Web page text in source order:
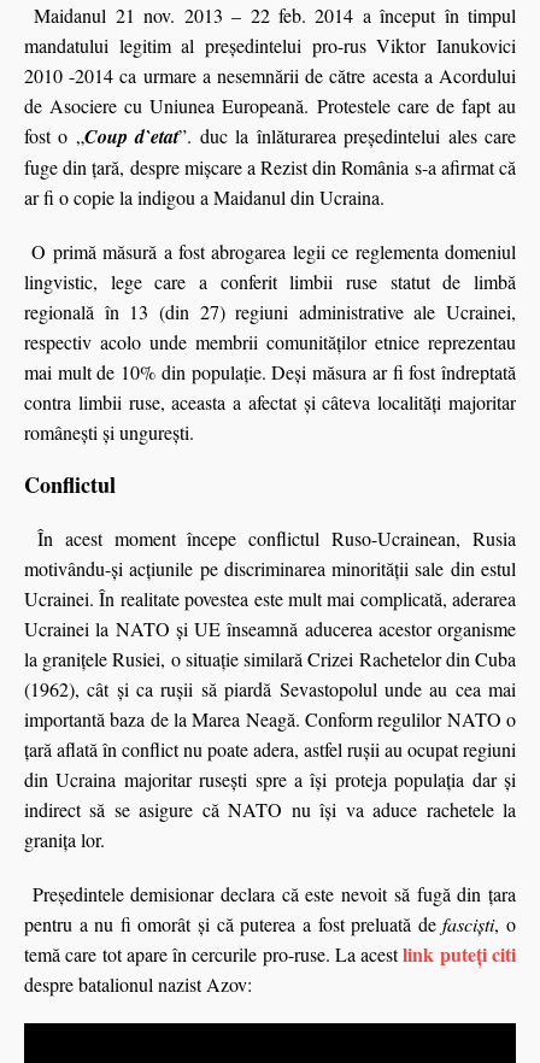
Maidanul 21 nov. 2013 – 22 feb. 2014 a început în timpul
mandatului legitim al preşedintelui pro-rus Viktor Ianukovici
2010 -2014 ca urmare a nesemnării de către acesta a Acordului
de Asociere cu Uniunea Europeană. Protestele care de fapt au
fost o „Coupd`etat”. duc la înlăturarea preşedintelui ales care
fuge din ţară, despre mişcare a Rezist din România s-a afirmat că
ar fi o copie la indigou a Maidanul din Ucraina.
O primă măsură a fost abrogarea legii ce reglementa domeniul
lingvistic, lege care a conferit limbii ruse statut de limbă
regională în 13 (din 27) regiuni administrative ale Ucrainei,
respectiv acolo unde membrii comunităților etnice reprezentau
mai mult de 10% din populație. Deși măsura ar fi fost îndreptată
contra limbii ruse, aceasta a afectat și câteva localități majoritar
românești și ungurești.
Conflictul
În acest moment începe conflictul Ruso-Ucrainean, Rusia
motivându-şi acţiunile pe discriminarea minorităţii sale din estul
Ucrainei. În realitate povestea este mult mai complicată, aderarea
Ucrainei la NATO şi UE înseamnă aducerea acestor organisme
la granițele Rusiei, o situație similară Crizei Rachetelor din Cuba
(1962), cât şi ca rușii să piardă Sevastopolul unde au cea mai
importantă baza de la Marea Neagă. Conform regulilor NATO o
ţară aflată în conflict nu poate adera, astfel ruşii au ocupat regiuni
din Ucraina majoritar ruseşti spre a îşi proteja populaţia dar şi
indirect să se asigure că NATO nu îşi va aduce rachetele la
graniţa lor.
Preşedintele demisionar declara că este nevoit să fugă din ţara
pentru a nu fi omorât şi că puterea a fost preluată defascişti, o
temă care tot apare în cercurile pro-ruse. La acestlink puteți citi
despre batalionul nazist Azov: